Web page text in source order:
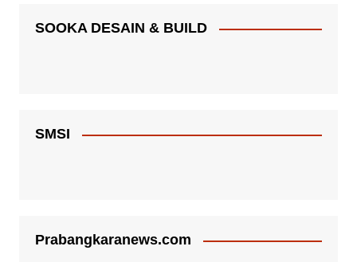
SOOKA DESAIN & BUILD
SMSI
Prabangkaranews.com